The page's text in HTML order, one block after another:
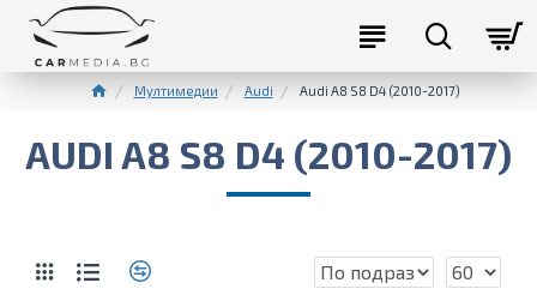
Мултимедии Audi Audi A8 S8 D4 (2010-2017)
AUDI A8 S8 D4 (2010-2017)